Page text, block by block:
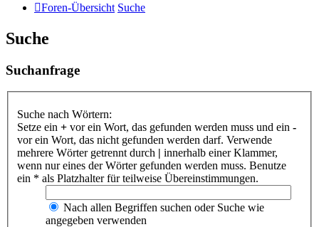
Foren-Übersicht Suche
Suche
Suchanfrage
Suche nach Wörtern:
Setze ein + vor ein Wort, das gefunden werden muss und ein -
vor ein Wort, das nicht gefunden werden darf. Verwende
mehrere Wörter getrennt durch | innerhalb einer Klammer,
wenn nur eines der Wörter gefunden werden muss. Benutze
ein * als Platzhalter für teilweise Übereinstimmungen.
Nach allen Begriffen suchen oder Suche wie
angegeben verwenden